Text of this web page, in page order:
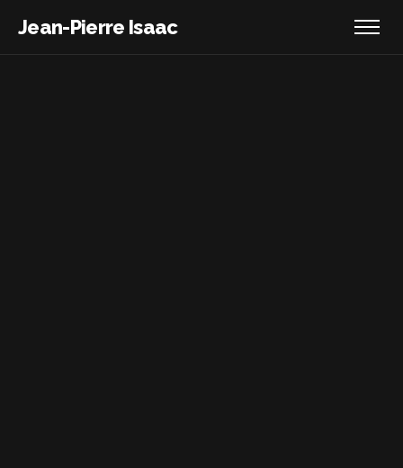
Jean-Pierre Isaac